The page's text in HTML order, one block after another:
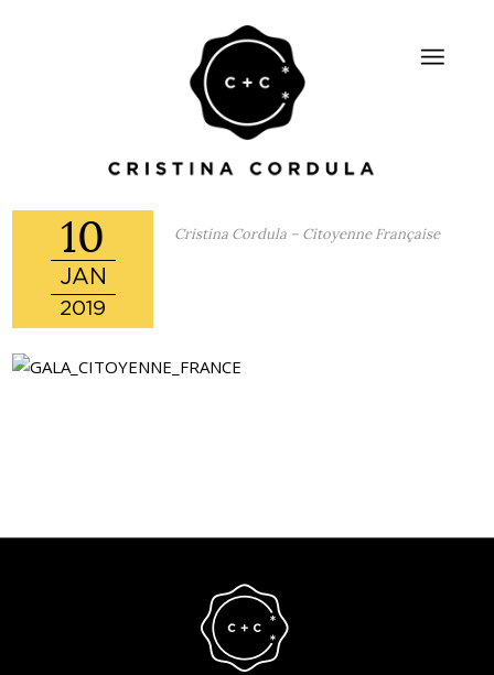
10
JAN
2019
Cristina Cordula – Citoyenne Française